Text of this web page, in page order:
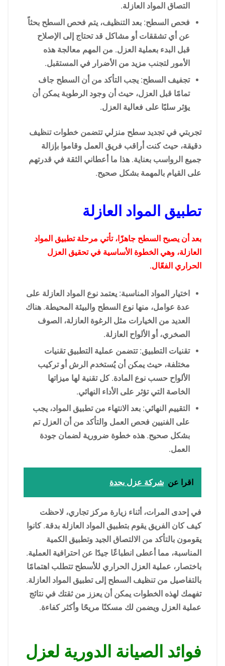
التصاق المواد العازلة.
فحص السطح: بعد التنظيف، يتم فحص السطح بحثاً
عن أي تشققات أو مشاكل قد تحتاج إلى الإصلاح
قبل البدء بعملية العزل. من المهم معالجة هذه
الأمور لتجنب مزيد من الأضرار في المستقبل.
تجفيف السطح: يجب التأكد من أن السطح جاف
تمامًا قبل العزل، حيث أن وجود الرطوبة يمكن أن
يؤثر سلبًا على فعالية العزل.
تجربتي في تجديد سطح منزلي تتضمن خطوات تنظيف
دقيقة، حيث كنت أراقب فريق العمل وقاموا بإزالة
جميع الرواسب بعناية. هذا ما أعطاني الثقة في قدرتهم
على القيام بالمهمة بشكل صحيح.
تطبيق المواد العازلة
بعد أن يصبح السطح جاهزًا، تأتي مرحلة تطبيق المواد
العازلة، وهي الخطوة الأساسية في تحقيق العزل
الحراري الفعّال.
اختيار المواد المناسبة: يعتمد نوع المواد العازلة على
عدة عوامل، منها نوع السطح والبيئة المحيطة. هناك
العديد من الخيارات مثل الرغوة العازلة، الصوف
الصخري، أو الألواح العازلة.
تقنيات التطبيق: تتضمن عملية التطبيق تقنيات
مختلفة، حيث يمكن أن يُستخدم الرش أو تركيب
الألواح حسب نوع المادة. كل تقنية لها ميزاتها
الخاصة التي تؤثر على الأداء النهائي.
التقييم النهائي: بعد الانتهاء من تطبيق المواد، يجب
على الفنيين فحص العمل والتأكد من أن العزل تم
بشكل صحيح. هذه خطوة ضرورية لضمان جودة
العمل.
اقرا عن شركة عزل بجدة
في إحدى المرات، أثناء زيارة مركز تجاري، لاحظت
كيف كان الفريق يقوم بتطبيق المواد العازلة بدقة. كانوا
يقومون بالتأكد من الالتصاق الجيد وتطبيق الكمية
المناسبة، مما أعطى انطباعًا جيدًا عن احترافية العملية.
باختصار، عملية العزل الحراري للأسطح تتطلب اهتمامًا
بالتفاصيل من تنظيف السطح إلى تطبيق المواد العازلة.
تفهمك لهذه الخطوات يمكن أن يعزز من ثقتك في نتائج
عملية العزل ويضمن لك مسكنًا مريحًا وأكثر كفاءة.
فوائد الصيانة الدورية لعزل